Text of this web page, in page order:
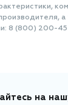
а
8 (800) 200-
на